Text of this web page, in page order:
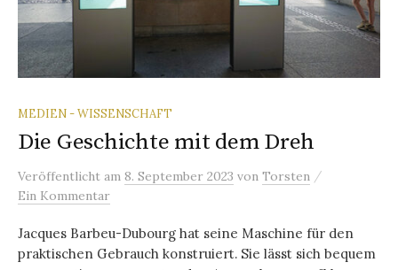
MEDIEN - WISSENSCHAFT
Die Geschichte mit dem Dreh
Veröffentlicht am 8. September 2023 von Torsten /
Ein Kommentar
Jacques Barbeu-Dubourg hat seine Maschine für den
praktischen Gebrauch konstruiert. Sie lässt sich bequem